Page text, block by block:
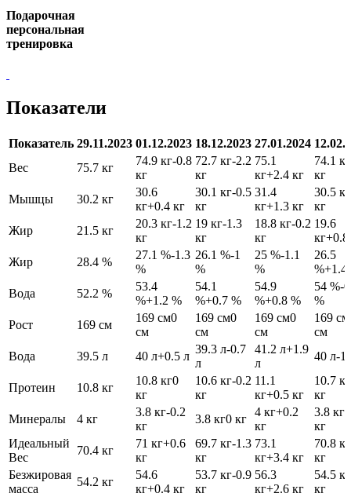
Подарочная
персональная
тренировка
Показатели
Показатель 29.11.2023 01.12.2023 18.12.2023 27.01.2024
Вес
75.7 кг
74.9 кг-0.8
кг
72.7 кг-2.2
кг
75.1
кг+2.4 кг
74.1 кг
кг
Мышцы
30.2 кг
30.6
кг+0.4 кг
30.1 кг-0.5
кг
31.4
кг+1.3 кг
30.5 кг
кг
Жир
21.5 кг
20.3 кг-1.2
кг
19 кг-1.3
кг
18.8 кг-0.2
кг
19.6
кг+0.8
Жир
28.4 %
27.1 %-1.3
%
26.1 %-1
%
25 %-1.1
%
26.5
%+1.4
Вода
52.2 %
53.4
%+1.2 %
54.1
%+0.7 %
54.9
%+0.8 %
54 %-
%
Рост
169 см
169 см0
см
169 см0
см
169 см0
см
169 см
см
Вода
39.5 л 40 л+0.5 л
39.3 л-0.7
л
41.2 л+1.9
л
40 л-
Протеин 10.8 кг
10.8 кг0
кг
10.6 кг-0.2
кг
11.1
кг+0.5 кг
10.7 кг
кг
Минералы
4 кг
3.8 кг-0.2
кг
3.8 кг0 кг
4 кг+0.2
кг
3.8 кг
кг
Идеальный
Вес
70.4 кг
71 кг+0.6
кг
69.7 кг-1.3
кг
73.1
кг+3.4 кг
70.8 кг
кг
Безжировая
масса
54.2 кг
54.6
кг+0.4 кг
53.7 кг-0.9
кг
56.3
кг+2.6 кг
54.5 кг
кг